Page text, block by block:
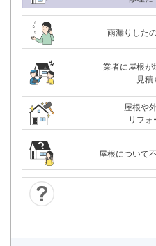
24時間365日対応
雨漏りした
業者に屋根が
見
屋根や
リフ
屋根について